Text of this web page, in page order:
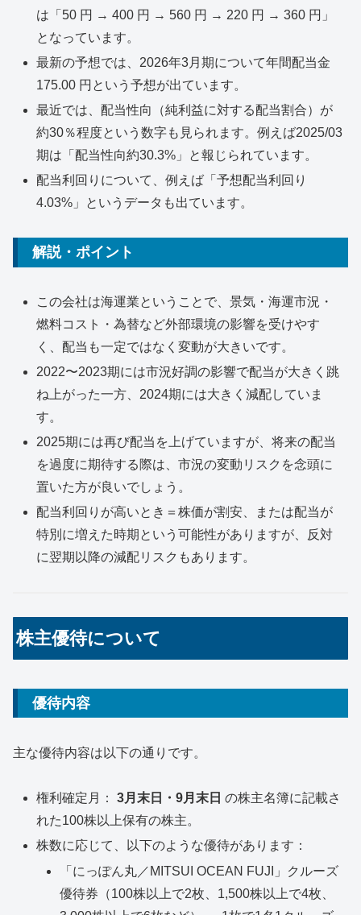
は「50 円 → 400 円 → 560 円 → 220 円 → 360 円」
となっています。
最新の予想では、2026年3月期について年間配当金
175.00 円という予想が出ています。
最近では、配当性向（純利益に対する配当割合）が
約30％程度という数字も見られます。例えば2025/03
期は「配当性向約30.3%」と報じられています。
配当利回りについて、例えば「予想配当利回り
4.03%」というデータも出ています。
解説・ポイント
この会社は海運業ということで、景気・海運市況・
燃料コスト・為替など外部環境の影響を受けやす
く、配当も一定ではなく変動が大きいです。
2022〜2023期には市況好調の影響で配当が大きく跳
ね上がった一方、2024期には大きく減配していま
す。
2025期には再び配当を上げていますが、将来の配当
を過度に期待する際は、市況の変動リスクを念頭に
置いた方が良いでしょう。
配当利回りが高いとき＝株価が割安、または配当が
特別に増えた時期という可能性がありますが、反対
に翌期以降の減配リスクもあります。
株主優待について
優待内容
主な優待内容は以下の通りです。
権利確定月：3月末日・9月末日 の株主名簿に記載さ
れた100株以上保有の株主。
株数に応じて、以下のような優待があります：
「にっぽん丸／MITSUI OCEAN FUJI」クルーズ
優待券（100株以上で2枚、1,500株以上で4枚、